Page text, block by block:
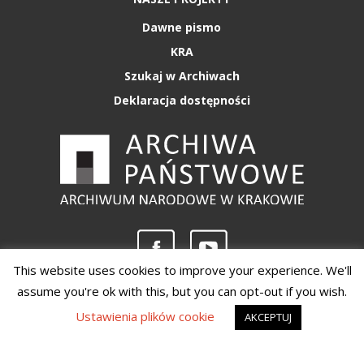
Dawne pismo
KRA
Szukaj w Archiwach
Deklaracja dostępności
Copyright 2020 - Archiwum Narodowe w Krakowie
This website uses cookies to improve your experience. We'll
assume you're ok with this, but you can opt-out if you wish.
Ustawienia plików cookie
AKCEPTUJ